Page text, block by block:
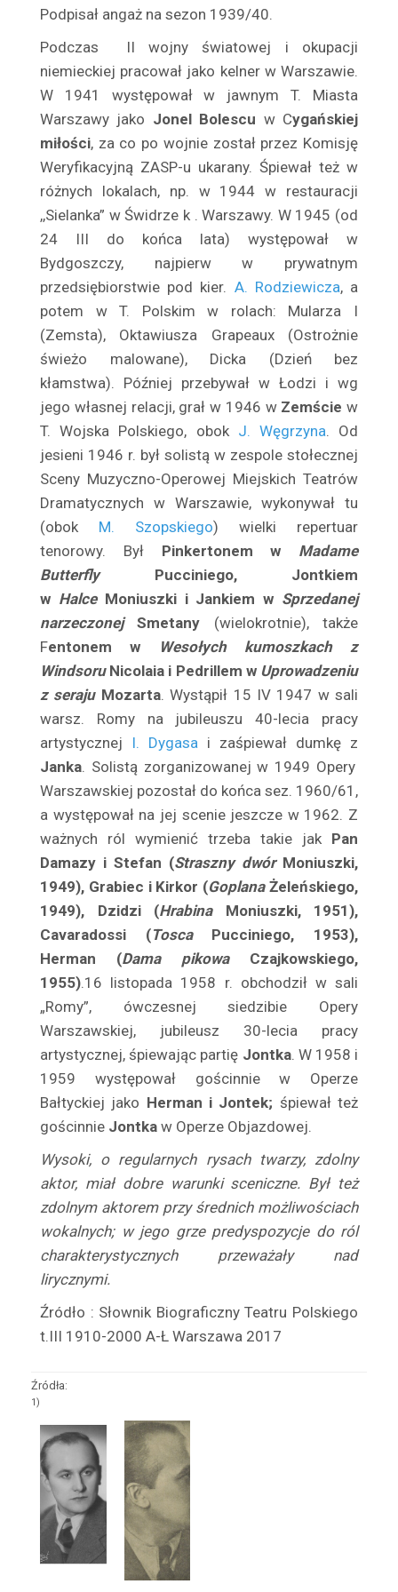
Bielicz Jan
Bielicz Nina
Bielska Hanna
Bielska Józefa
Bieniek Franciszek
Bienin-Bilenin Władysław
Biernacka Halina
Biernacka Hanna
Biernacki Kazimierz
Biesiadecki Zygmunt
Bil Bilażewski Mieczysław
Bilińska Halina
Billikówna Maria
Billiżanka Maria
Bilski Zbigniew
Biszewska Wanda
Bittnerówna Barbara
Blichewicz Zbigniew
Block Jerzy
Błońska Gustawa
Blumenfeld Diana
Bobińska Jadwiga
Bobrowska Vera
Bobrowski Juliusz
Bodo Eugeniusz
Boelke Robert
Bogdanowicz Józef
Bogucka Maria
Bogucka Aniela
Bogucki Andrzej
Bogusiński Aleksander
Bogusławski Marian
Boguszewska Maria
Bohdańska Teodozja
Bohuss-Hellerowa Irena
Bohuszówna Janina
Bojar – Przemieniecka Maria
Bojarska Ludmiła
Bojnarowski Wiktor
Bolko Bolesław
Bologna Carlotta
Bolska Niuta
Bonacka Ewa
Bonarówna Lili
Bończa Wanda
Bończa – Tomaszewski Zygmunt
Bonecki Jan
Borecki Rudolf
Borey Anna
Borkowski Zbigniew
Borońska Jadwiga
Boroński Jerzy
Borowska Irena
Borowski Henryk
Borowski Karol
Borowy Mieczysław
Podpisał angaż na sezon 1939/40.
Podczas II wojny światowej i okupacji
niemieckiej pracował jako kelner w Warszawie.
W 1941 występował w jawnym T. Miasta
Warszawy jako Jonel Bolescu w Cygańskiej
miłości, za co po wojnie został przez Komisję
Weryfikacyjną ZASP-u ukarany. Śpiewał też w
różnych lokalach, np. w 1944 w restauracji
,,Sielanka” w Świdrze k . Warszawy. W 1945 (od
24 III do końca lata) występował w
Bydgoszczy, najpierw w prywatnym
przedsiębiorstwie pod kier. A. Rodziewicza, a
potem w T. Polskim w rolach: Mularza I
(Zemsta), Oktawiusza Grapeaux (Ostrożnie
świeżo malowane), Dicka (Dzień bez
kłamstwa). Później przebywał w Łodzi i wg
jego własnej relacji, grał w 1946 w Zemście w
T. Wojska Polskiego, obok J. Węgrzyna. Od
jesieni 1946 r. był solistą w zespole stołecznej
Sceny Muzyczno-Operowej Miejskich Teatrów
Dramatycznych w Warszawie, wykonywał tu
(obok M. Szopskiego) wielki repertuar
tenorowy. Był Pinkertonem w Madame
Butterfly Pucciniego, Jontkiem
w Halce Moniuszki i Jankiem w Sprzedanej
narzeczonejSmetany (wielokrotnie), także
Fentonem w
Wesołych kumoszkach z
Windsoru Nicolaia i Pedrillem w Uprowadzeniu
z seraju Mozarta. Wystąpił 15 IV 1947 w sali
warsz. Romy na jubileuszu 40-lecia pracy
artystycznej I. Dygasa i zaśpiewał dumkę z
Janka. Solistą zorganizowanej w 1949 Opery
Warszawskiej pozostał do końca sez. 1960/61,
a występował na jej scenie jeszcze w 1962. Z
ważnych ról wymienić trzeba takie jak Pan
Damazy i Stefan (Straszny dwór Moniuszki,
1949), Grabiec i Kirkor (GoplanaŻeleńskiego,
1949), Dzidzi (Hrabina Moniuszki, 1951),
Cavaradossi (ToscaPucciniego, 1953),
Herman (Dama pikowaCzajkowskiego,
1955).16 listopada 1958 r. obchodził w sali
„Romy”, ówczesnej siedzibie Opery
Warszawskiej, jubileusz 30-lecia pracy
artystycznej, śpiewając partię Jontka. W 1958 i
1959 występował gościnnie w Operze
Bałtyckiej jako Herman i Jontek; śpiewał też
gościnnie Jontka w Operze Objazdowej.
Wysoki, o regularnych rysach twarzy, zdolny
aktor, miał dobre warunki sceniczne. Był też
zdolnym aktorem przy średnich możliwościach
wokalnych; w jego grze predyspozycje do ról
charakterystycznych przeważały nad
lirycznymi.
Źródło : Słownik Biograficzny Teatru Polskiego
t.III 1910-2000 A-Ł Warszawa 2017
Źródła:
1)